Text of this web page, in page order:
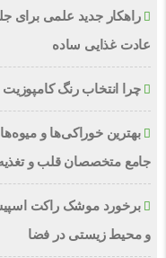
راهکار جدید علمی برای
عادت غذایی ساده
چرا انتخاب رنگ
بهترین خوراکی‌ها و
جامع متخصصان قلب و
برخورد موشک راکت
و محیط زیستی در فضا